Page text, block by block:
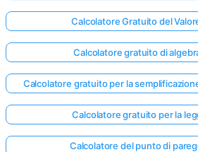
Calcolatore Gratuito del
Calcolatore gratuito di
Calcolatore gratuito per la
Calcolatore gratuito per la
Calcolatore del punto di